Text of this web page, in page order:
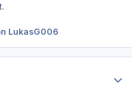
LukasG006